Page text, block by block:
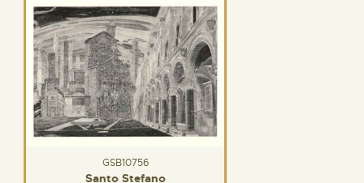
GSB10756
Santo Stefano